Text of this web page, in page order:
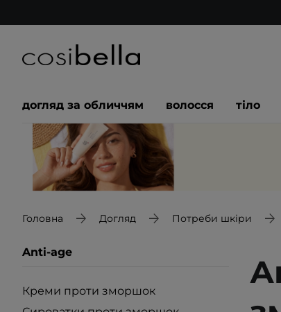
догляд за обличчям волосся тіло
Головна Догляд Потреби шкіри
Anti-age
Креми проти зморшок